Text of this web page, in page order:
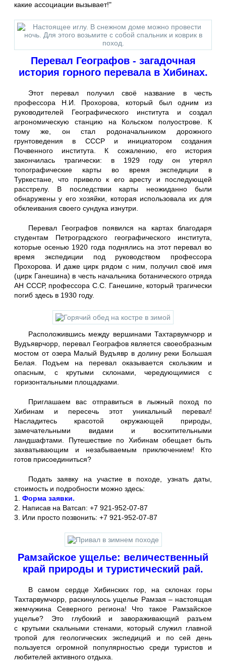
какие ассоциации вызывает!"
Перевал Географов - загадочная
история горного перевала в Хибинах.
Этот перевал получил своё название в честь
профессора Н.И. Прохорова, который был одним из
руководителей Географического института и создал
агрономическую станцию на Кольском полуострове. К
тому же, он стал родоначальником дорожного
грунтоведения в СССР и инициатором создания
Почвенного института. К сожалению, его история
закончилась трагически: в 1929 году он утерял
топографические карты во время экспедиции в
Туркестане, что привело к его аресту и последующей
расстрелу. В последствии карты неожиданно были
обнаружены у его хозяйки, которая использовала их для
обклеивания своего сундука изнутри.
Перевал Географов появился на картах благодаря
студентам Петроградского географического института,
которые осенью 1920 года поднялись на этот перевал во
время экспедиции под руководством профессора
Прохорова. И даже цирк рядом с ним, получил своё имя
(цирк Ганешина) в честь начальника ботанического отряда
АН СССР, профессора С.С. Ганешине, который трагически
погиб здесь в 1930 году.
Расположившись между вершинами Тахтарвумчорр и
Вудъяврчорр, перевал Географов является своеобразным
мостом от озера Малый Вудъявр в долину реки Большая
Белая. Подъем на перевал оказывается скользким и
опасным, с крутыми склонами, чередующимися с
горизонтальными площадками.
Приглашаем вас отправиться в лыжный поход по
Хибинам и пересечь этот уникальный перевал!
Насладитесь красотой окружающей природы,
замечательными видами и восхитительными
ландшафтами. Путешествие по Хибинам обещает быть
захватывающим и незабываемым приключением! Кто
готов присоединиться?
Подать заявку на участие в походе, узнать даты,
стоимость и подробности можно здесь:
1. Форма заявки.
2. Написав на Ватсап: +7 921-952-07-87
3. Или просто позвонить: +7 921-952-07-87
Рамзайское ущелье: величественный
край природы и туристический рай.
В самом сердце Хибинских гор, на склонах горы
Тахтарвумчорр, раскинулось ущелье Рамзая – настоящая
жемчужина Северного региона! Что такое Рамзайское
ущелье? Это глубокий и завораживающий разъем
с крутыми скальными стенами, который служил главной
тропой для геологических экспедиций и по сей день
пользуется огромной популярностью среди туристов и
любителей активного отдыха.